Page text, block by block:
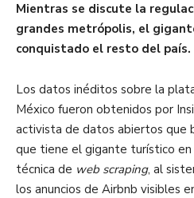
Mientras se discute la
grandes metrópolis, el
conquistado el resto del país.
Los datos inéditos sobre la
México fueron obtenidos por
activista de datos abiertos que
que tiene el gigante turístico
técnica de web scraping, al
los anuncios de Airbnb visibles